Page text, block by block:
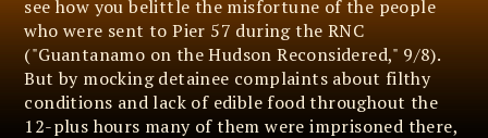
see how you belittle the misfortune of the people
who were sent to Pier 57 during the RNC
("Guantanamo on the Hudson Reconsidered," 9/8).
But by mocking detainee complaints about filthy
conditions and lack of edible food throughout the
12-plus hours many of them were imprisoned there,